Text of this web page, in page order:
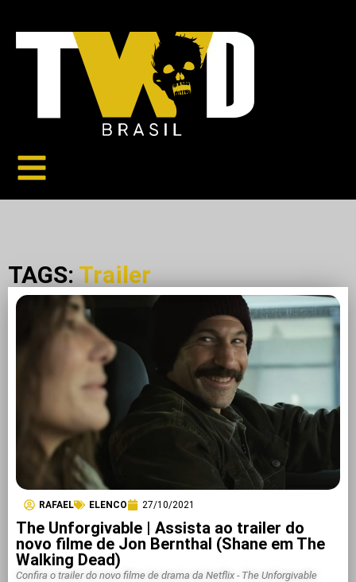
TAGS: Trailer
RAFAEL ELENCO 27/10/2021
The Unforgivable | Assista ao trailer do
novo filme de Jon Bernthal (Shane em The
Walking Dead)
Confira o trailer do novo filme de drama da Netflix - The Unforgivable